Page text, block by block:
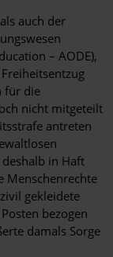
auch der
– AODE),
für die
nicht mitgeteilt
antreten
in Haft
Menschenrechte
gekleidete
bezogen
damals Sorge